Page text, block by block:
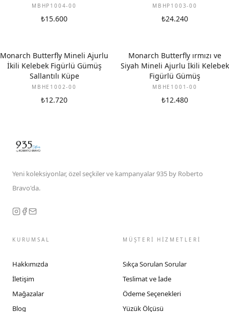
MBHP1004-00
₺15.600
MBHP1003-00
₺24.240
Monarch Butterfly Mineli Ajurlu
İkili Kelebek Figürlü Gümüş
Sallantılı Küpe
MBHE1002-00
₺12.720
Monarch Butterfly ırmızı ve
Siyah Mineli Ajurlu İkili Kelebek
Figürlü Gümüş
MBHE1001-00
₺12.480
Yeni koleksiyonlar, özel seçkiler ve kampanyalar 935 by Roberto
Bravo'da.
KURUMSAL
Hakkımızda
İletişim
Mağazalar
Blog
MÜŞTERİ HİZMETLERİ
Sıkça Sorulan Sorular
Teslimat ve İade
Ödeme Seçenekleri
Yüzük Ölçüsü